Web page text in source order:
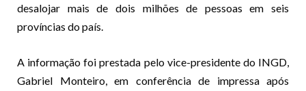
desalojar mais de dois milhões de pessoas em seis
províncias do país.
A informação foi prestada pelo vice-presidente do INGD,
Gabriel Monteiro, em conferência de impressa após